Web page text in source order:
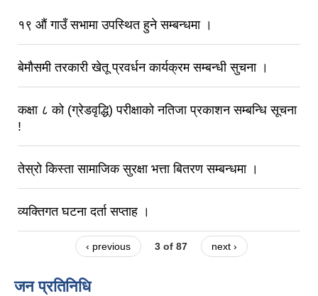
१९ औं गाउँ सभामा उपस्थित हुने सम्बन्धमा ।
बेमौसमी तरकारी खेतू प्रवर्धन कार्यक्रम सम्बन्धी सुचना ।
कक्षा ८ को (ग्रेडवृद्धि) परीक्षाको नतिजा प्रकाशन सम्बन्धि सूचना
!
तेस्रो किस्ता सामाजिक सुरक्षा भत्ता बितरण सम्बन्धमा ।
व्यक्तिगत घटना दर्ता सप्ताह ।
‹ previous 3 of 87 next ›
जन प्रतिनिधि